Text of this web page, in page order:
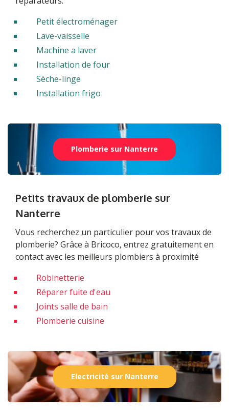
Petit électroménager
Lave-vaisselle
Machine a laver
Installation de four
Sèche-linge
Installation frigo
Plomberie sur Nanterre
Petits travaux de plomberie sur
Nanterre
Vous recherchez un particulier pour vos travaux de
plomberie? Grâce à Bricoco, entrez gratuitement en
contact avec les meilleurs plombiers à proximité
Robinetterie
Réparer fuite d'eau
Joints salle de bain
Plomberie cuisine
Electricité sur Nanterre